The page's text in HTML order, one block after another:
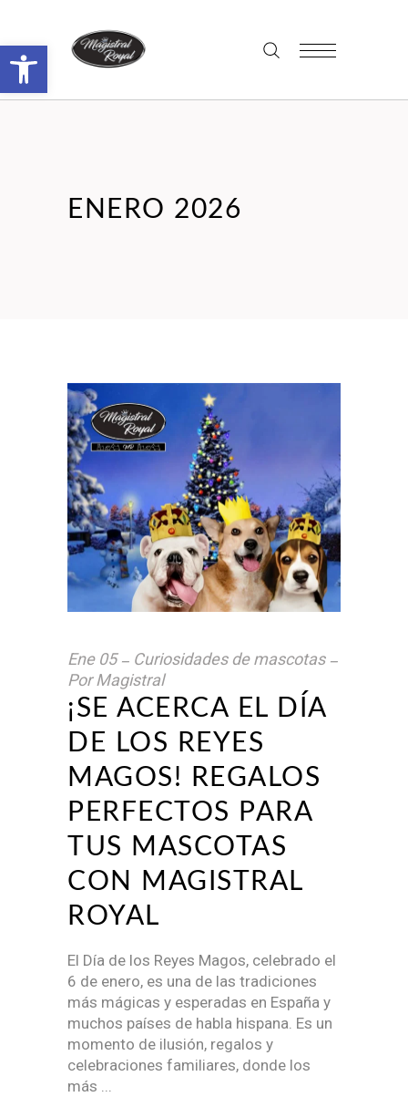
Abrir barra de herramientas
ENERO 2026
Ene 05
Curiosidades de mascotas
PorMagistral
¡SE ACERCA EL DÍA
DE LOS REYES
MAGOS! REGALOS
PERFECTOS PARA
TUS MASCOTAS
CON MAGISTRAL
ROYAL
El Día de los Reyes Magos, celebrado el
6 de enero, es una de las tradiciones
más mágicas y esperadas en España y
muchos países de habla hispana. Es un
momento de ilusión, regalos y
celebraciones familiares, donde los
más